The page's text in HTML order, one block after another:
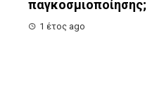
παγκοσμιοποίησης;
1 έτος ago